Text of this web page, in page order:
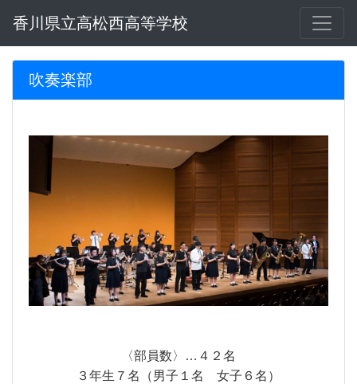
香川県立高松西高等学校
吹奏楽部
〈部員数〉…４２名
３年生７名（男子１名　女子６名）